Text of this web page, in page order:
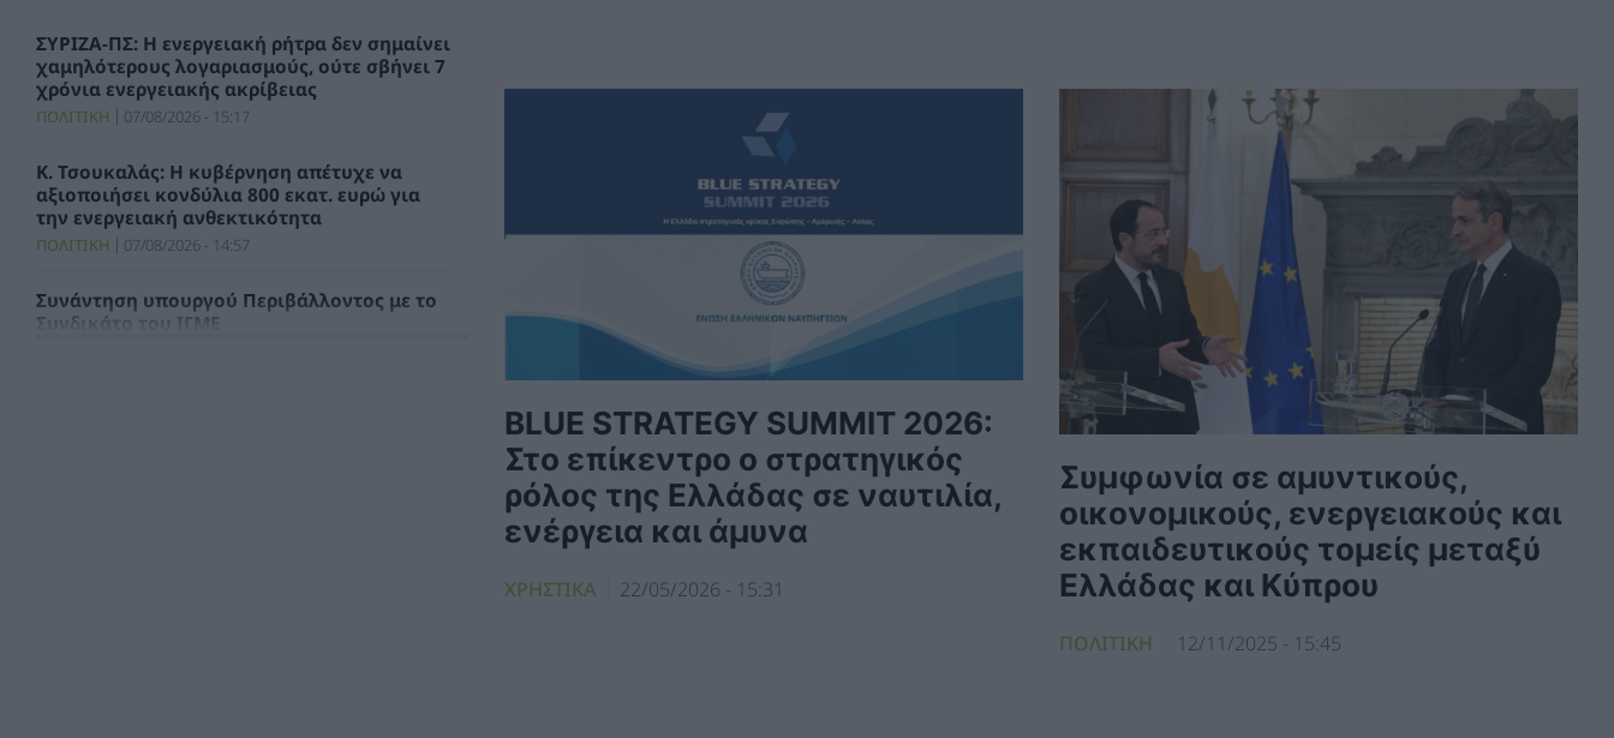
ΣΥΡΙΖΑ-ΠΣ: Η ενεργειακή ρήτρα δεν σημαίνει
χαμηλότερους λογαριασμούς, ούτε σβήνει 7
χρόνια ενεργειακής ακρίβειας
ΠΟΛΙΤΙΚΗ 07/08/2026 - 15:17
Κ. Τσουκαλάς: Η κυβέρνηση απέτυχε να
αξιοποιήσει κονδύλια 800 εκατ. ευρώ για
την ενεργειακή ανθεκτικότητα
ΠΟΛΙΤΙΚΗ 07/08/2026 - 14:57
Συνάντηση υπουργού Περιβάλλοντος με το
Συνδικάτο του ΙΓΜΕ
BLUE STRATEGY SUMMIT 2026:
Στο επίκεντρο ο στρατηγικός
ρόλος της Ελλάδας σε ναυτιλία,
ενέργεια και άμυνα
ΧΡΗΣΤΙΚΑ 22/05/2026 - 15:31
Συμφωνία σε αμυντικούς,
οικονομικούς, ενεργειακούς και
εκπαιδευτικούς τομείς μεταξύ
Ελλάδας και Κύπρου
ΠΟΛΙΤΙΚΗ 12/11/2025 - 15:45